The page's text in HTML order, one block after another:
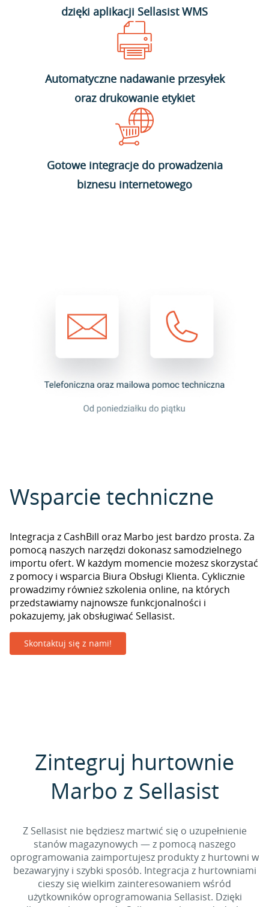
dzięki aplikacji Sellasist WMS
Automatyczne nadawanie przesyłek
oraz drukowanie etykiet
Gotowe integracje do prowadzenia
biznesu internetowego
Wsparcie techniczne
Integracja z CashBill oraz Marbo jest bardzo prosta. Za
pomocą naszych narzędzi dokonasz samodzielnego
importu ofert. W każdym momencie możesz skorzystać
z pomocy i wsparcia Biura Obsługi Klienta. Cyklicznie
prowadzimy również szkolenia online, na których
przedstawiamy najnowsze funkcjonalności i
pokazujemy, jak obsługiwać Sellasist.
Skontaktuj się z nami!
Zintegruj hurtownie
Marbo z Sellasist
Z Sellasist nie będziesz martwić się o uzupełnienie
stanów magazynowych — z pomocą naszego
oprogramowania zaimportujesz produkty z hurtowni w
bezawaryjny i szybki sposób. Integracja z hurtowniami
cieszy się wielkim zainteresowaniem wśród
użytkowników oprogramowania Sellasist. Dzięki